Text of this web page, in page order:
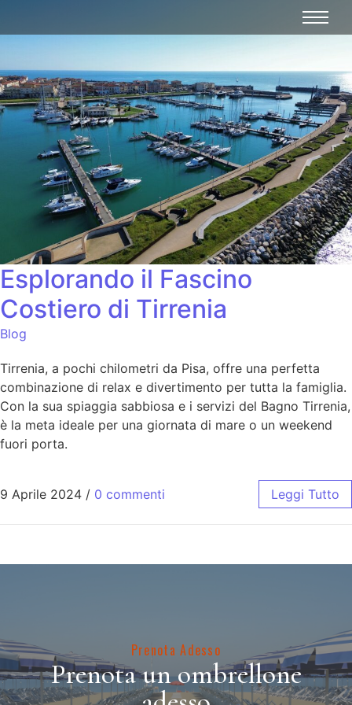
Esplorando il Fascino
Costiero di Tirrenia
Blog
Tirrenia, a pochi chilometri da Pisa, offre una perfetta
combinazione di relax e divertimento per tutta la famiglia.
Con la sua spiaggia sabbiosa e i servizi del Bagno Tirrenia,
è la meta ideale per una giornata di mare o un weekend
fuori porta.
9 Aprile 2024 / 0 commenti Leggi Tutto
Prenota Adesso
Prenota un ombrellone